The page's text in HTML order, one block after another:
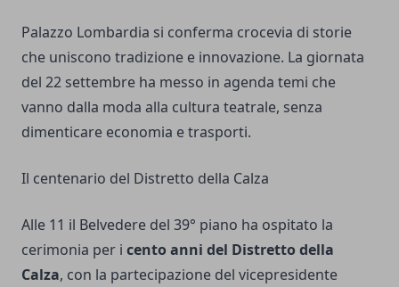
Palazzo Lombardia si conferma crocevia di storie
che uniscono tradizione e innovazione. La giornata
del 22 settembre ha messo in agenda temi che
vanno dalla moda alla cultura teatrale, senza
dimenticare economia e trasporti.
Il centenario del Distretto della Calza
Alle 11 il Belvedere del 39° piano ha ospitato la
cerimonia per i cento anni del Distretto della
Calza, con la partecipazione del vicepresidente